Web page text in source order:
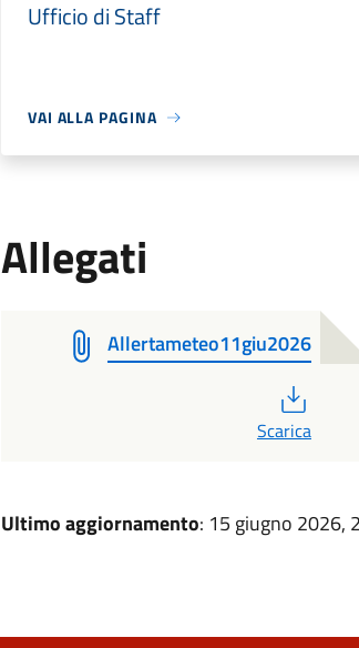
Ufficio di Staff
VAI ALLA PAGINA
Allegati
Allertameteo11giu2026
Scarica
Ultimo aggiornamento: 15 giugno 2026,